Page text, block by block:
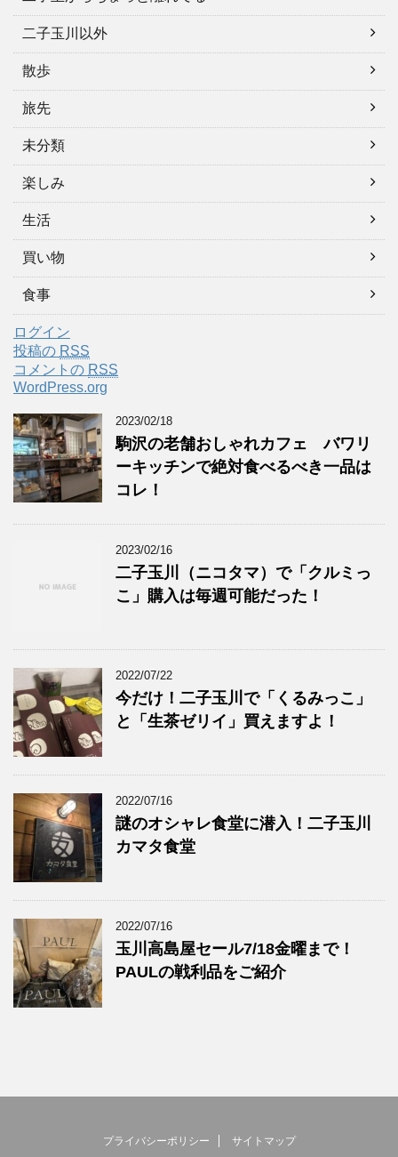
二子玉川以外
散歩
旅先
未分類
楽しみ
生活
買い物
食事
ログイン
投稿の RSS
コメントの RSS
WordPress.org
2023/02/18
駒沢の老舗おしゃれカフェ バワリ
ーキッチンで絶対食べるべき一品は
コレ！
2023/02/16
二子玉川（ニコタマ）で「クルミっ
こ」購入は毎週可能だった！
2022/07/22
今だけ！二子玉川で「くるみっこ」
と「生茶ゼリイ」買えますよ！
2022/07/16
謎のオシャレ食堂に潜入！二子玉川
カマタ食堂
2022/07/16
玉川高島屋セール7/18金曜まで！
PAULの戦利品をご紹介
プライバシーポリシー サイトマップ